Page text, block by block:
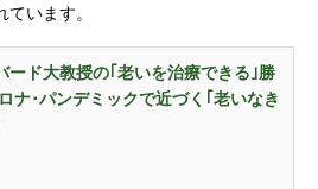
います。
ード大教授の｢老いを治療できる｣勝
ナ･パンデミックで近づく｢老いなき